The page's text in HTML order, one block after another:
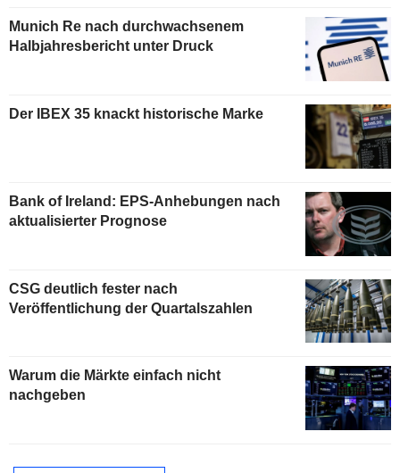
Munich Re nach durchwachsenem
Halbjahresbericht unter Druck
Der IBEX 35 knackt historische Marke
Bank of Ireland: EPS-Anhebungen nach
aktualisierter Prognose
CSG deutlich fester nach
Veröffentlichung der Quartalszahlen
Warum die Märkte einfach nicht
nachgeben